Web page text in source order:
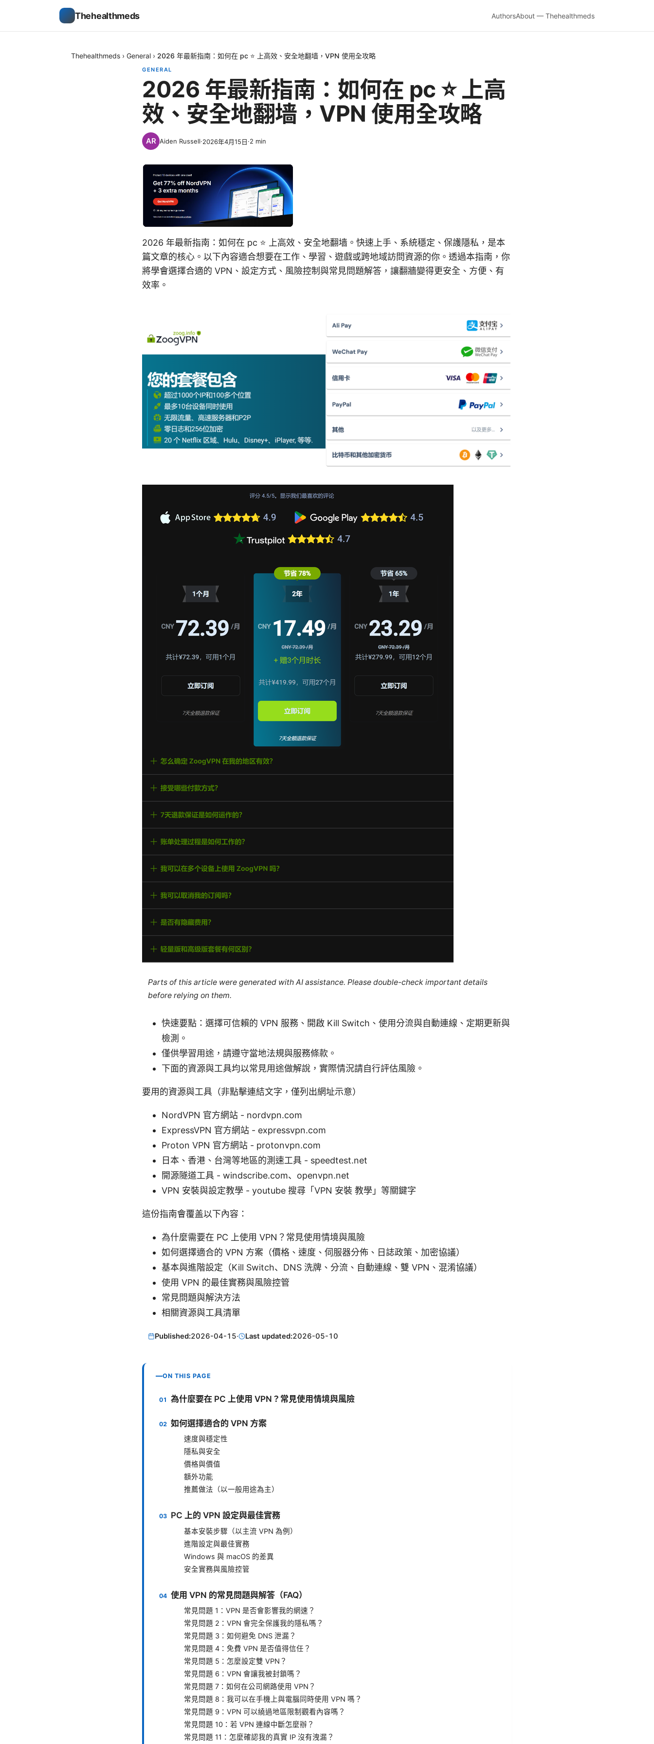
Thehealthmeds AuthorsAbout — Thehealthmeds
Thehealthmeds › General › 2026 年最新指南：如何在 pc ⭐ 上高效、安全地翻墙，VPN 使用全攻略
GENERAL
2026 年最新指南：如何在 pc ⭐ 上高
效、安全地翻墙，VPN 使用全攻略
Aiden Russell·2026年4月15日·2 min
2026 年最新指南：如何在 pc ⭐ 上高效、安全地翻墙。快速上手、系統穩定、保護隱私，是本
篇文章的核心。以下內容適合想要在工作、學習、遊戲或跨地域訪問資源的你。透過本指南，你
將學會選擇合適的 VPN、設定方式、風險控制與常見問題解答，讓翻牆變得更安全、方便、有
效率。
Parts of this article were generated with AI assistance. Please double-check important details
before relying on them.
快速要點：選擇可信賴的 VPN 服務、開啟 Kill Switch、使用分流與自動連線、定期更新與
檢測。
僅供學習用途，請遵守當地法規與服務條款。
下面的資源與工具均以常見用途做解說，實際情況請自行評估風險。
要用的資源與工具（非點擊連結文字，僅列出網址示意）
NordVPN 官方網站 - nordvpn.com
ExpressVPN 官方網站 - expressvpn.com
Proton VPN 官方網站 - protonvpn.com
日本、香港、台灣等地區的測速工具 - speedtest.net
開源隧道工具 - windscribe.com、openvpn.net
VPN 安裝與設定教學 - youtube 搜尋「VPN 安裝 教學」等關鍵字
這份指南會覆盖以下內容：
為什麼需要在 PC 上使用 VPN？常見使用情境與風險
如何選擇適合的 VPN 方案（價格、速度、伺服器分佈、日誌政策、加密協議）
基本與進階設定（Kill Switch、DNS 洗牌、分流、自動連線、雙 VPN、混淆協議）
使用 VPN 的最佳實務與風險控管
常見問題與解決方法
相關資源與工具清單
Published:2026-04-15· Last updated:2026-05-10
ON THIS PAGE
為什麼要在 PC 上使用 VPN？常見使用情境與風險
如何選擇適合的 VPN 方案
速度與穩定性
隱私與安全
價格與價值
額外功能
推薦做法（以一般用途為主）
PC 上的 VPN 設定與最佳實務
基本安裝步驟（以主流 VPN 為例）
進階設定與最佳實務
Windows 與 macOS 的差異
安全實務與風險控管
使用 VPN 的常見問題與解答（FAQ）
常見問題 1：VPN 是否會影響我的網速？
常見問題 2：VPN 會完全保護我的隱私嗎？
常見問題 3：如何避免 DNS 泄漏？
常見問題 4：免費 VPN 是否值得信任？
常見問題 5：怎麼設定雙 VPN？
常見問題 6：VPN 會讓我被封鎖嗎？
常見問題 7：如何在公司網路使用 VPN？
常見問題 8：我可以在手機上與電腦同時使用 VPN 嗎？
常見問題 9：VPN 可以繞過地區限制觀看內容嗎？
常見問題 10：若 VPN 連線中斷怎麼辦？
常見問題 11：怎麼確認我的真實 IP 沒有洩漏？